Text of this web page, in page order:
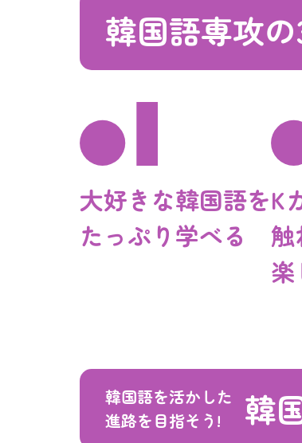
韓国語専攻
大好きな韓国語を
たっぷり学べる
K
触
楽
韓国語を活かした
進路を目指そう!
韓